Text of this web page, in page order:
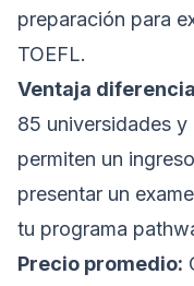
preparación para
TOEFL.
Ventaja
85 universidades
permiten un
presentar un
tu programa
Precio promedio: